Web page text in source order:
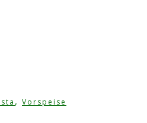
, Vorspeise